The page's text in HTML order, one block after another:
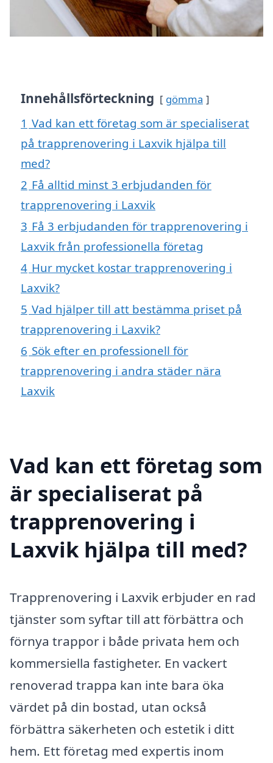
Innehållsförteckning gömma
1 Vad kan ett företag som är specialiserat
på trapprenovering i Laxvik hjälpa till
med?
2 Få alltid minst 3 erbjudanden för
trapprenovering i Laxvik
3 Få 3 erbjudanden för trapprenovering i
Laxvik från professionella företag
4 Hur mycket kostar trapprenovering i
Laxvik?
5 Vad hjälper till att bestämma priset på
trapprenovering i Laxvik?
6 Sök efter en professionell för
trapprenovering i andra städer nära
Laxvik
Vad kan ett företag som
är specialiserat på
trapprenovering i
Laxvik hjälpa till med?
Trapprenovering i Laxvik erbjuder en rad
tjänster som syftar till att förbättra och
förnya trappor i både privata hem och
kommersiella fastigheter. En vackert
renoverad trappa kan inte bara öka
värdet på din bostad, utan också
förbättra säkerheten och estetik i ditt
hem. Ett företag med expertis inom